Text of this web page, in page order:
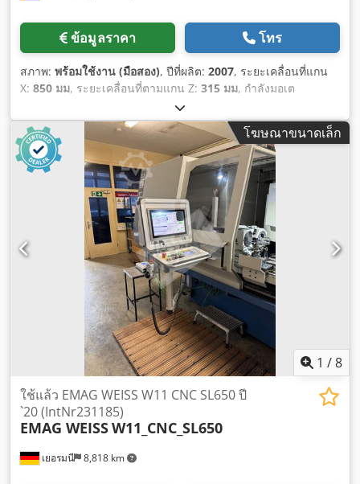
ข้อมูลราคา โทร
สภาพ: พร้อมใช้งาน (มือสอง), ปีที่ผลิต: 2007, ระยะเคลื่อนที่แกน
X: 850 มม, ระยะเคลื่อนที่ตามแกน Z: 315 มม, กำลังมอเต
, ความเร็วแกนหมุน (สูงสุด):
นาที, ความสูงรวม:3,000 มม, ความกว้างทั้งหมด:4,500 มม, น้ำ
หนักรวม:
9,000 กก. , ความยาวผลิตภัณฑ์ (สูงสุด):9,500 มม
จำนวนเพลา:2,
โฆษณาขนาดเล็ก
1 /8
เยอรมนี 8,818 km
ใช้แล้ว EMAG WEISS W11 CNC SL650 ปี
`20 (IntNr231185)
EMAG WEISSW11_CNC_SL650